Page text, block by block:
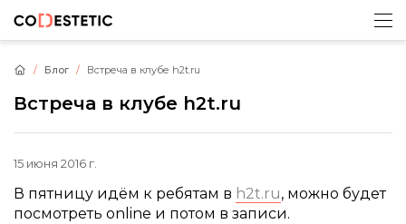
Блог Встреча в клубе h2t.ru
Встреча в клубе h2t.ru
15 июня 2016 г.
В пятницу идём к ребятам в h2t.ru, можно будет
посмотреть online и потом в записи.